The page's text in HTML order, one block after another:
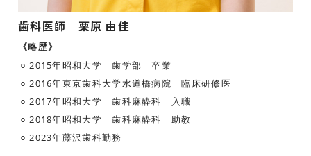
歯科医師 栗原 由佳
《略歴》
2015年昭和大学 歯学部 卒業
2016年東京歯科大学水道橋病院 臨床研修医
2017年昭和大学 歯科麻酔科 入職
2018年昭和大学 歯科麻酔科 助教
2023年藤沢歯科勤務